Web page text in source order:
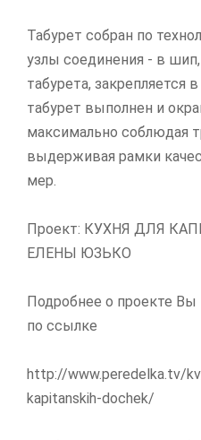
Табурет собран по
узлы соединения - в
табурета, закрепляется
табурет выполнен и
максимально соблюдая
выдерживая рамки
мер.
Проект: КУХНЯ ДЛЯ
ЕЛЕНЫ ЮЗЬКО
Подробнее о проекте
по ссылке
http://www.peredelka.tv/
kapitanskih-dochek/